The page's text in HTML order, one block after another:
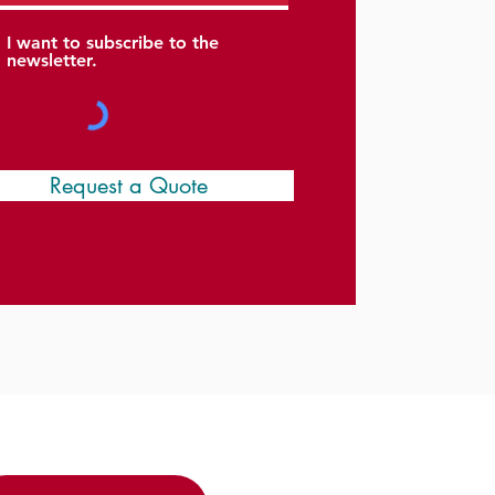
I want to subscribe to the
newsletter.
Request a Quote